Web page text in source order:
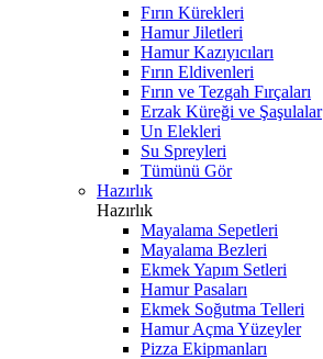
Fırın Kürekleri
Hamur Jiletleri
Hamur Kazıyıcıları
Fırın Eldivenleri
Fırın ve Tezgah Fırçaları
Erzak Küreği ve Şaşulalar
Un Elekleri
Su Spreyleri
Tümünü Gör
Hazırlık
Hazırlık
Mayalama Sepetleri
Mayalama Bezleri
Ekmek Yapım Setleri
Hamur Pasaları
Ekmek Soğutma Telleri
Hamur Açma Yüzeyler
Pizza Ekipmanları